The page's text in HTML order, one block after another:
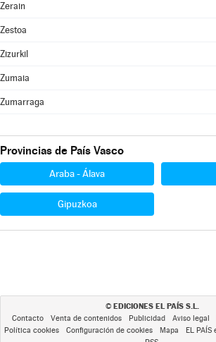
Zerain
Zestoa
Zizurkil
Zumaia
Zumarraga
Provincias de País Vasco
Araba - Álava
Gipuzkoa
© EDICIONES EL PAÍS S.L.
Contacto Venta de contenidos Publicidad Aviso legal
Política cookies
Configuración de cookies Mapa EL PAÍS